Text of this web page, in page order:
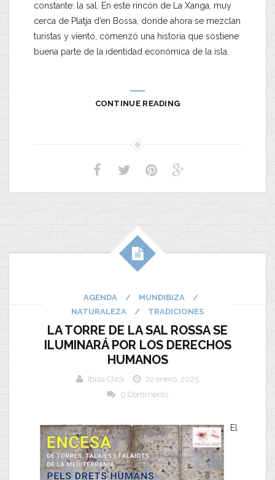
constante: la sal. En este rincón de La Xanga, muy
cerca de Platja d’en Bossa, donde ahora se mezclan
turistas y viento, comenzó una historia que sostiene
buena parte de la identidad económica de la isla.
CONTINUE READING
AGENDA / MUNDIBIZA
/
NATURALEZA
/ TRADICIONES
LA TORRE DE LA SAL ROSSA SE
ILUMINARÁ POR LOS DERECHOS
HUMANOS
Ibiza Click
22 enero, 2025
0 Comments
El